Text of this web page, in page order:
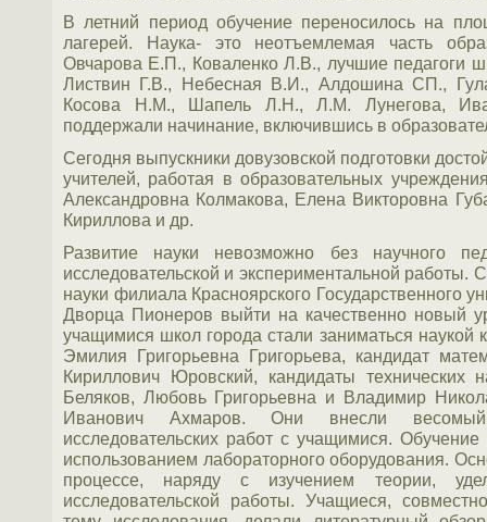
В летний период обучение переносилось на
лагерей. Наука- это неотъемлемая часть
Овчарова Е.П., Коваленко Л.В., лучшие педагоги
Листвин Г.В., Небесная В.И., Алдошина СП.,
Косова Н.М., Шапель Л.Н., Л.М. Лунегова,
поддержали начинание, включившись в
Сегодня выпускники довузовской подготовки
учителей, работая в образовательных
Александровна Колмакова, Елена Викторовна
Кириллова и др.
Развитие науки невозможно без научного
исследовательской и экспериментальной работы.
науки филиала Красноярского Государственного
Дворца Пионеров выйти на качественно новый
учащимися школ города стали заниматься наукой
Эмилия Григорьевна Григорьева, кандидат
Кириллович Юровский, кандидаты технических
Беляков, Любовь Григорьевна и Владимир
Иванович Ахмаров. Они внесли
исследовательских работ с учащимися.
использованием лабораторного оборудования.
процессе, наряду с изучением теории,
исследовательской работы. Учащиеся,